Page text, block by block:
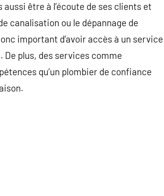
être à l’écoute de ses clients et
canalisation ou le dépannage de
important d’avoir accès à un service
De plus, des services comme
qu’un plombier de confiance